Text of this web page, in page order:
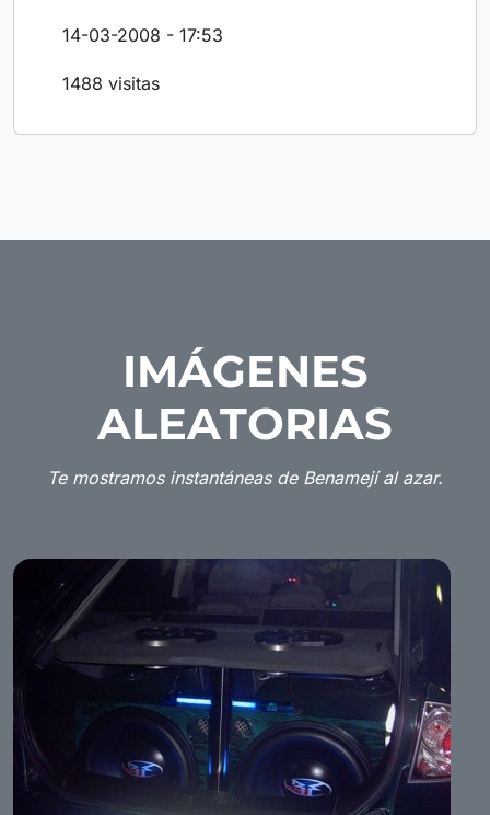
14-03-2008 - 17:53
1488 visitas
IMÁGENES
ALEATORIAS
Te mostramos instantáneas de Benamejí al azar.